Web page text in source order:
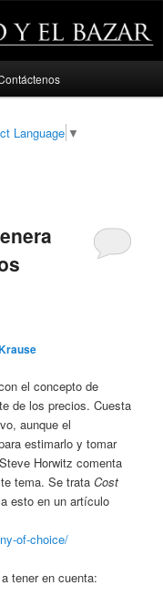
Language ▼
el concepto de
de los precios. Cuesta
aunque el
estimarlo y tomar
Horwitz comenta
tema. Se trataCost
esto en un artículo
of-choice/
tener en cuenta: